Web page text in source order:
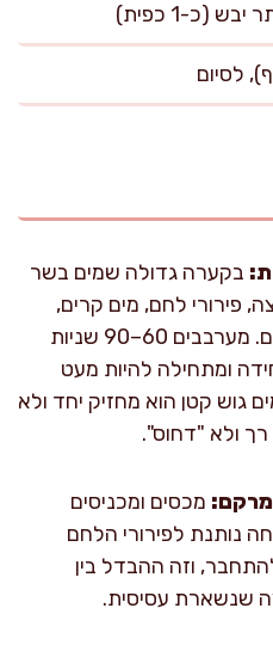
בקערה גדולה שמים בשר
פירורי לחם, מים קרים,
עשבי תיבול, מלח ותבלינים. מערבבים 60–90 שניות
ומתחילה להיות מעט
גוש קטן הוא מחזיק יחד ולא
ולא "דחוס".
מרקם: מכסים ומכניסים
המנוחה נותנת לפירורי הלחם
וזה ההבדל בין
שנשארת עסיסית.